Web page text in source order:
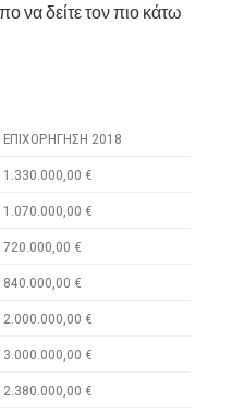
να δείτε τον πιο κάτω
ΕΠΙΧΟΡΗΓΗΣΗ 2018
1.330.000,00 €
1.070.000,00 €
720.000,00 €
840.000,00 €
2.000.000,00 €
3.000.000,00 €
2.380.000,00 €